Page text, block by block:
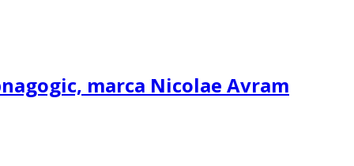
marca Nicolae Avram